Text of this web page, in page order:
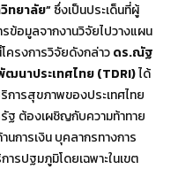
ทยาลัย”ซึ่งเป็นประเด็นที่ผู้
ข้อมูลจากงานวิจัยไปวางแผน
ครงการวิจัยดังกล่าวดร.ณัฐ
นาประเทศไทย (TDRI)ได้
ารสุขภาพของประเทศไทย
ฐ ต้องเผชิญกับความท้าทาย
การเงิน บุคลากรทางการ
รปฐมภูมิโดยเฉพาะในเขต